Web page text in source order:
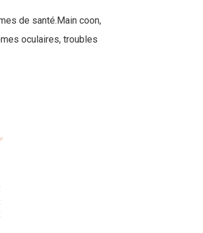
de santé.Main coon,
oculaires, troubles